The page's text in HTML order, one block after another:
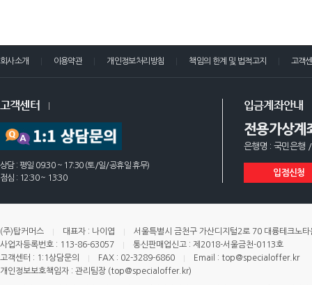
회사소개 이용약관 개인정보처리방침 책임의 한계 및 법적고지 고객
고객센터
상담 : 평일 09:30 ~ 17:30 (토/일/공휴일 휴무)
점심 : 12:30 ~ 13:30
입금계좌안내
전용가상계
은행명 : 국민은행
입점신청
(주)탑커머스 대표자 : 나이엽
서울특별시 금천구 가산디지털2로 70 대륭테크노
사업자등록번호 : 113-86-63057
통신판매업신고 : 제2018-서울금천-0113호
고객센터 : 1:1상담문의
FAX : 02-3289-6860
Email : top@specialoffer.kr
개인정보보호책임자 : 관리팀장 (top@specialoffer.kr)